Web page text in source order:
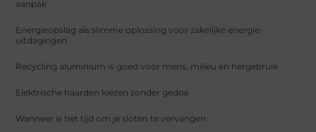
aanpak
Energieopslag als slimme oplossing voor zakelijke energie-
uitdagingen
Recycling aluminium is goed voor mens, milieu en hergebruik
Elektrische haarden kiezen zonder gedoe
Wanneer is het tijd om je sloten te vervangen